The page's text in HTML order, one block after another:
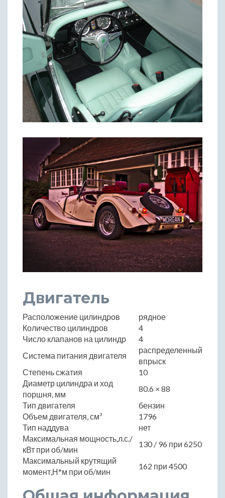
Двигатель
Расположение цилиндров
рядное
Количество цилиндров
4
Число клапанов на цилиндр
4
Система питания двигателя
распределенный
впрыск
Степень сжатия
10
Диаметр цилиндра и ход
поршня, мм
80.6 × 88
Тип двигателя
бензин
Объем двигателя, см³
1796
Тип наддува
нет
Максимальная мощность,л.с./
кВт при об/мин
130 / 96 при 6250
Максимальный крутящий
момент,Н*м при об/мин
162 при 4500